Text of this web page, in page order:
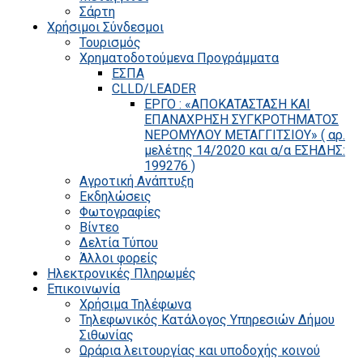
Σάρτη
Χρήσιμοι Σύνδεσμοι
Τουρισμός
Χρηματοδοτούμενα Προγράμματα
ΕΣΠΑ
CLLD/LEADER
ΕΡΓΟ : «ΑΠΟΚΑΤΑΣΤΑΣΗ ΚΑΙ
ΕΠΑΝΑΧΡΗΣΗ ΣΥΓΚΡΟΤΗΜΑΤΟΣ
ΝΕΡΟΜΥΛΟΥ ΜΕΤΑΓΓΙΤΣΙΟΥ» ( αρ.
μελέτης 14/2020 και α/α ΕΣΗΔΗΣ:
199276 )
Αγροτική Ανάπτυξη
Εκδηλώσεις
Φωτογραφίες
Βίντεο
Δελτία Τύπου
Άλλοι φορείς
Ηλεκτρονικές Πληρωμές
Επικοινωνία
Χρήσιμα Τηλέφωνα
Τηλεφωνικός Κατάλογος Υπηρεσιών Δήμου
Σιθωνίας
Ωράρια λειτουργίας και υποδοχής κοινού